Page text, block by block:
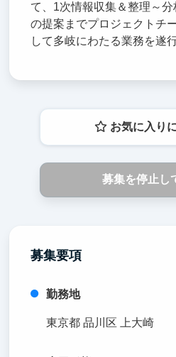
て、1次情報収集＆整理～
の提案までプロジェクトチ
して多岐にわたる業務を遂行
お気に入り
募集を停止し
募集要項
勤務地
東京都 品川区 上大崎